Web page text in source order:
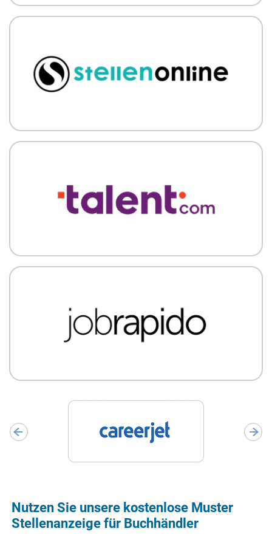
Nutzen Sie unsere kostenlose Muster
Stellenanzeige für Buchhändler